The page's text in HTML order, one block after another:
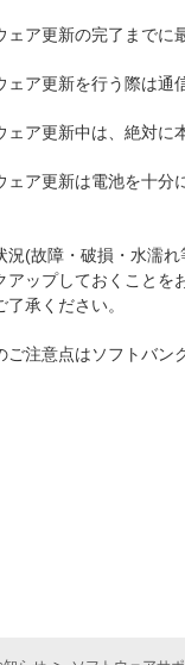
ェア更新の完了までに
ェア更新を行う際は通
ェア更新中は、絶対に
ェア更新は電池を十分
況(故障・破損・水濡
アップしておくことを
了承ください。
ご注意点はソフトバン